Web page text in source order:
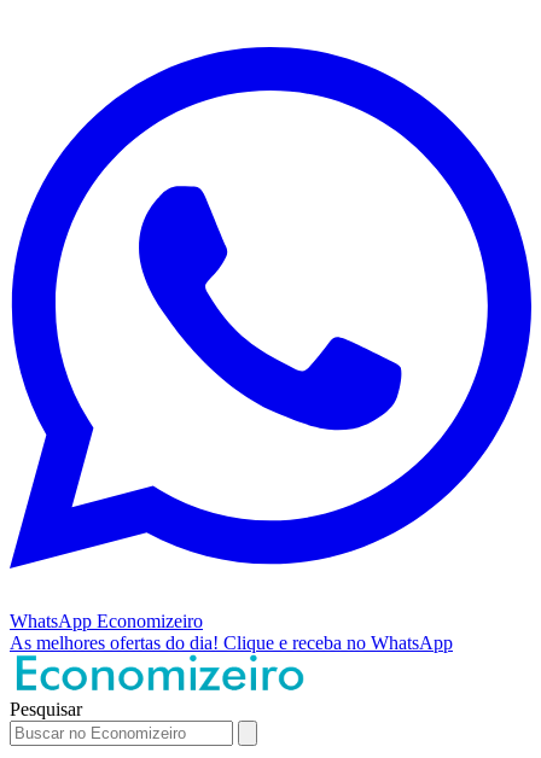
WhatsApp Economizeiro
As melhores ofertas do dia! Clique e receba no WhatsApp
Pesquisar